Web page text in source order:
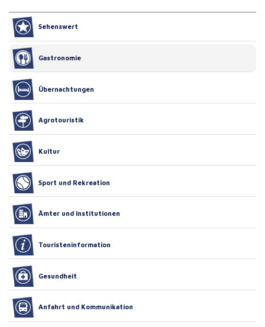
Sehenswert
Gastronomie
Übernachtungen
Agrotouristik
Kultur
Sport und Rekreation
Ämter und Institutionen
Touristeninformation
Gesundheit
Anfahrt und Kommunikation